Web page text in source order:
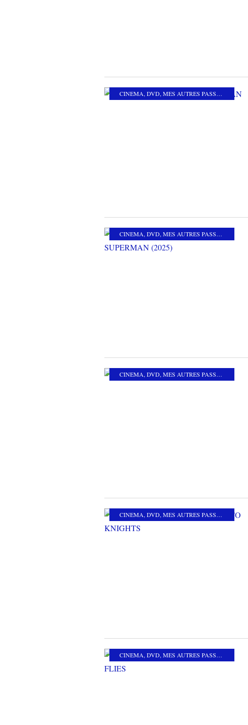
CINEMA, DVD, MES AUTRES PASSIONS
CINEMA, DVD, MES AUTRES PASSIONS
CINEMA, DVD, MES AUTRES PASSIONS
CINEMA, DVD, MES AUTRES PASSIONS
CINEMA, DVD, MES AUTRES PASSIONS